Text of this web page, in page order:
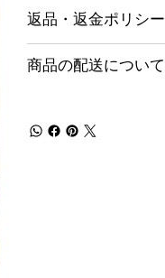
返品・返金ポリシー
商品の配送について